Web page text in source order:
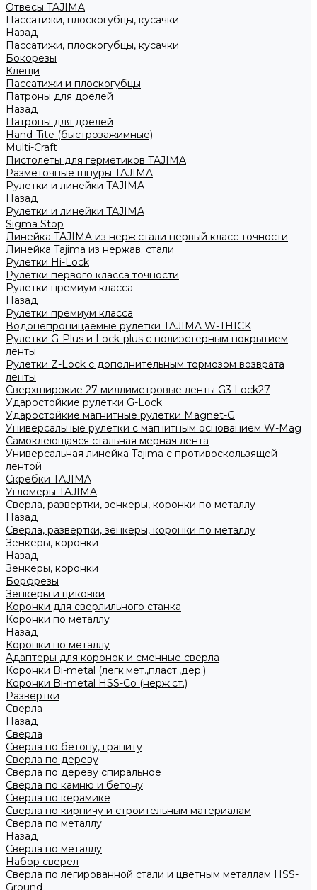
Отвесы TAJIMA
Пассатижи, плоскогубцы, кусачки
Назад
Пассатижи, плоскогубцы, кусачки
Бокорезы
Клещи
Пассатижи и плоскогубцы
Патроны для дрелей
Назад
Патроны для дрелей
Hand-Tite (быстрозажимные)
Multi-Craft
Пистолеты для герметиков TAJIMA
Разметочные шнуры TAJIMA
Рулетки и линейки TAJIMA
Назад
Рулетки и линейки TAJIMA
Sigma Stop
Линейка TAJIMA из нерж.стали первый класс точности
Линейка Tajima из нержав. стали
Рулетки Hi-Lock
Рулетки первого класса точности
Рулетки премиум класса
Назад
Рулетки премиум класса
Водонепроницаемые рулетки TAJIMA W-THICK
Рулетки G-Plus и Lock-plus с полиэстерным покрытием
ленты
Рулетки Z-Lock с дополнительным тормозом возврата
ленты
Сверхширокие 27 миллиметровые ленты G3 Lock27
Ударостойкие рулетки G-Lock
Ударостойкие магнитные рулетки Magnet-G
Универсальные рулетки с магнитным основанием W-Mag
Самоклеющаяся стальная мерная лента
Универсальная линейка Tajima с противоскользящей
лентой
Скребки TAJIMA
Угломеры TAJIMA
Сверла, развертки, зенкеры, коронки по металлу
Назад
Сверла, развертки, зенкеры, коронки по металлу
Зенкеры, коронки
Назад
Зенкеры, коронки
Борфрезы
Зенкеры и циковки
Коронки для сверлильного станка
Коронки по металлу
Назад
Коронки по металлу
Адаптеры для коронок и сменные сверла
Коронки Bi-metal (легк.мет.,пласт.,дер.)
Коронки Bi-metal HSS-Co (нерж.ст.)
Развертки
Сверла
Назад
Сверла
Сверла по бетону, граниту
Сверла по дереву
Сверла по дереву спиральное
Сверла по камню и бетону
Сверла по керамике
Сверла по кирпичу и строительным материалам
Сверла по металлу
Назад
Сверла по металлу
Набор сверел
Сверла по легированной стали и цветным металлам HSS-
Ground